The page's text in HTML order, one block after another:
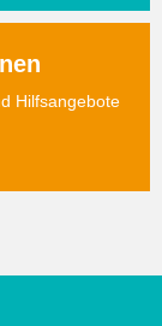
Hilfsangebote